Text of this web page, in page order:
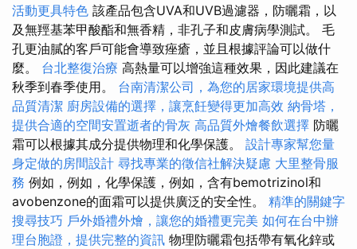
活動更具特色 該產品包含UVA和UVB過濾器，防曬霜，以
及無羥基苯甲酸酯和無香精，非孔子和皮膚病學測試。 毛
孔更油膩的客戶可能會導致痤瘡，並且根據評論可以做什
麼。 台北整復治療 高熱量可以增強這種效果，因此建議在
秋季到春季使用。 台南清潔公司，為您的居家環境提供高
品質清潔 廚房設備的選擇，讓烹飪變得更加高效 納骨塔，
提供合適的空間安置逝者的骨灰 高品質外燴餐飲選擇 防曬
霜可以根據其成分提供物理和化學保護。 設計專家幫您量
身定做的房間設計 尋找專業的徵信社解決疑慮 大里整骨服
務 例如，例如，化學保護，例如，含有bemotrizinol和
avobenzone的面霜可以提供廣泛的安全性。 精準的關鍵字
搜尋技巧 戶外婚禮外燴，讓您的婚禮更完美 如何在台中辦
理台胞證，提供完整的資訊 物理防曬霜包括帶有氧化鋅或